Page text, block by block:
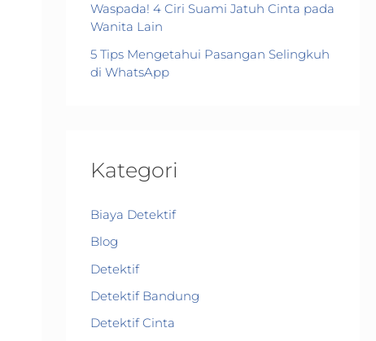
Waspada! 4 Ciri Suami Jatuh Cinta pada
Wanita Lain
5 Tips Mengetahui Pasangan Selingkuh
di WhatsApp
Kategori
Biaya Detektif
Blog
Detektif
Detektif Bandung
Detektif Cinta